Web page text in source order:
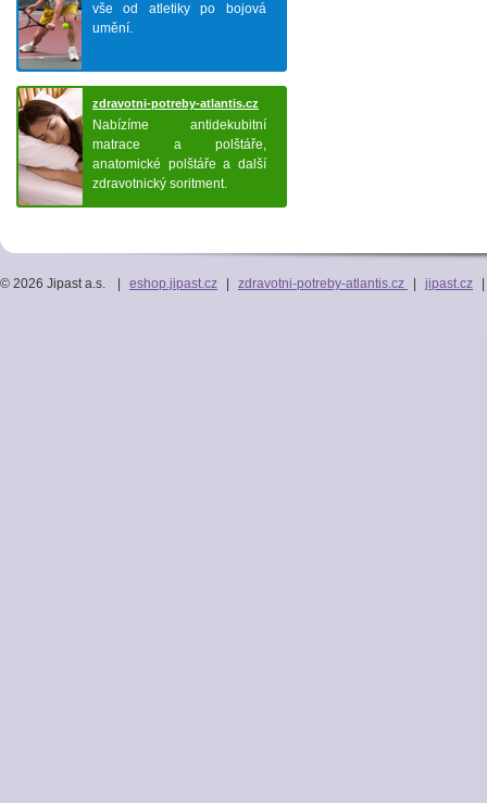
vše od atletiky po bojová
umění.
zdravotni-potreby-atlantis.cz
Nabízíme antidekubitní
matrace a polštáře,
anatomické polštáře a další
zdravotnický soritment.
eshop.jipast.cz zdravotni-potreby-atlantis.cz jipast.cz
© 2026 Jipast a.s.